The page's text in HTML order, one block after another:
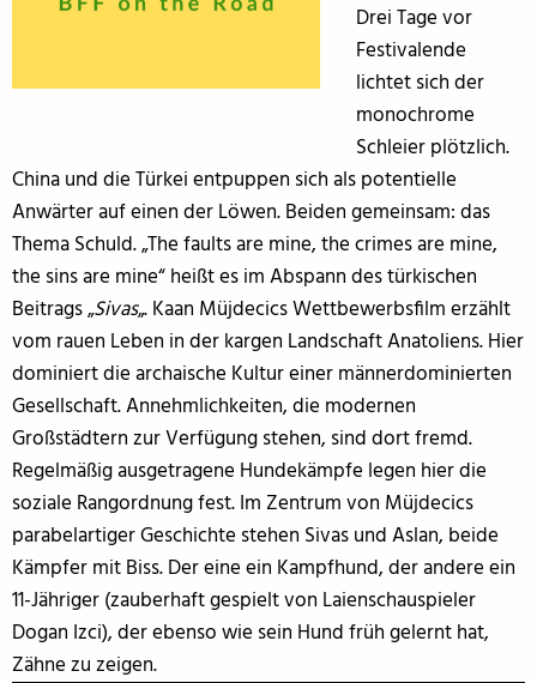
Drei Tage vor
Festivalende
lichtet sich der
monochrome
Schleier plötzlich.
China und die Türkei entpuppen sich als potentielle
Anwärter auf einen der Löwen. Beiden gemeinsam: das
Thema Schuld. „The faults are mine, the crimes are mine,
the sins are mine“ heißt es im Abspann des türkischen
Beitrags „Sivas„. Kaan Müjdecics Wettbewerbsfilm erzählt
vom rauen Leben in der kargen Landschaft Anatoliens. Hier
dominiert die archaische Kultur einer männerdominierten
Gesellschaft. Annehmlichkeiten, die modernen
Großstädtern zur Verfügung stehen, sind dort fremd.
Regelmäßig ausgetragene Hundekämpfe legen hier die
soziale Rangordnung fest. Im Zentrum von Müjdecics
parabelartiger Geschichte stehen Sivas und Aslan, beide
Kämpfer mit Biss. Der eine ein Kampfhund, der andere ein
11-Jähriger (zauberhaft gespielt von Laienschauspieler
Dogan Izci), der ebenso wie sein Hund früh gelernt hat,
Zähne zu zeigen.